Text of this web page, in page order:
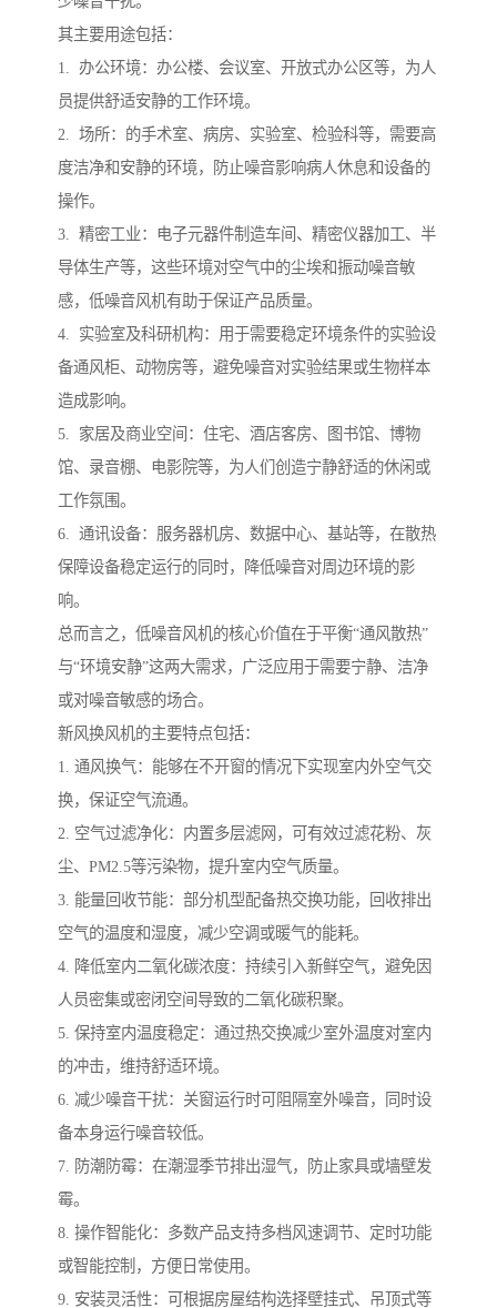
其主要用途包括：
1. 办公环境：办公楼、会议室、开放式办公区等，为人
员提供舒适安静的工作环境。
2. 场所：的手术室、病房、实验室、检验科等，需要高
度洁净和安静的环境，防止噪音影响病人休息和设备的
操作。
3. 精密工业：电子元器件制造车间、精密仪器加工、半
导体生产等，这些环境对空气中的尘埃和振动噪音敏
感，低噪音风机有助于保证产品质量。
4. 实验室及科研机构：用于需要稳定环境条件的实验设
备通风柜、动物房等，避免噪音对实验结果或生物样本
造成影响。
5. 家居及商业空间：住宅、酒店客房、图书馆、博物
馆、录音棚、电影院等，为人们创造宁静舒适的休闲或
工作氛围。
6. 通讯设备：服务器机房、数据中心、基站等，在散热
保障设备稳定运行的同时，降低噪音对周边环境的影
响。
总而言之，低噪音风机的核心价值在于平衡“通风散热”
与“环境安静”这两大需求，广泛应用于需要宁静、洁净
或对噪音敏感的场合。
新风换风机的主要特点包括：
1. 通风换气：能够在不开窗的情况下实现室内外空气交
换，保证空气流通。
2. 空气过滤净化：内置多层滤网，可有效过滤花粉、灰
尘、PM2.5等污染物，提升室内空气质量。
3. 能量回收节能：部分机型配备热交换功能，回收排出
空气的温度和湿度，减少空调或暖气的能耗。
4. 降低室内二氧化碳浓度：持续引入新鲜空气，避免因
人员密集或密闭空间导致的二氧化碳积聚。
5. 保持室内温度稳定：通过热交换减少室外温度对室内
的冲击，维持舒适环境。
6. 减少噪音干扰：关窗运行时可阻隔室外噪音，同时设
备本身运行噪音较低。
7. 防潮防霉：在潮湿季节排出湿气，防止家具或墙壁发
霉。
8. 操作智能化：多数产品支持多档风速调节、定时功能
或智能控制，方便日常使用。
9. 安装灵活性：可根据房屋结构选择壁挂式、吊顶式等